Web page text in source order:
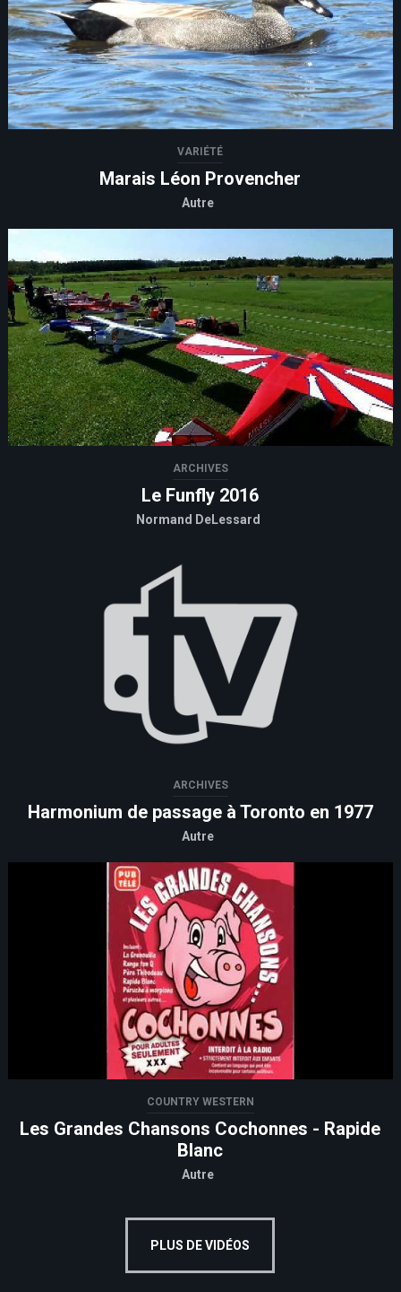
VARIÉTÉ
Marais Léon Provencher
Autre
ARCHIVES
Le Funfly 2016
Normand DeLessard
ARCHIVES
Harmonium de passage à Toronto en 1977
Autre
COUNTRY WESTERN
Les Grandes Chansons Cochonnes - Rapide
Blanc
Autre
PLUS DE VIDÉOS